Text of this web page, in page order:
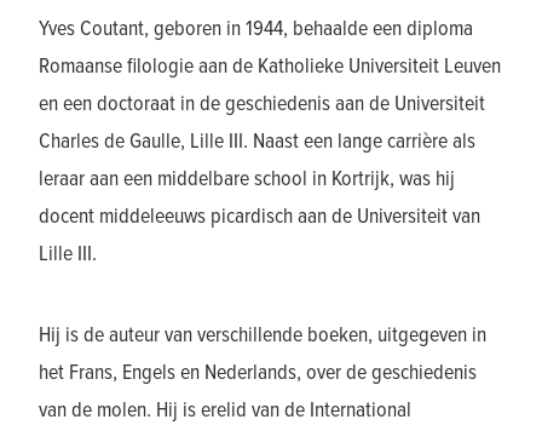
Yves Coutant, geboren in 1944, behaalde een diploma
Romaanse filologie aan de Katholieke Universiteit Leuven
en een doctoraat in de geschiedenis aan de Universiteit
Charles de Gaulle, Lille III. Naast een lange carrière als
leraar aan een middelbare school in Kortrijk, was hij
docent middeleeuws picardisch aan de Universiteit van
Lille III.
Hij is de auteur van verschillende boeken, uitgegeven in
het Frans, Engels en Nederlands, over de geschiedenis
van de molen. Hij is erelid van de International